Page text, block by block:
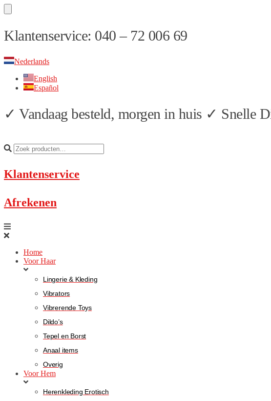
Skip
to
Skip
to
Klantenservice: 040 – 72 006 69
Nederlands
English
Español
✓ Vandaag besteld, morgen in huis ✓ Snelle
Klantenservice
Afrekenen
Home
Voor Haar
Lingerie & Kleding
Vibrators
Vibrerende Toys
Dildo’s
Tepel en Borst
Anaal items
Overig
Voor Hem
Herenkleding Erotisch